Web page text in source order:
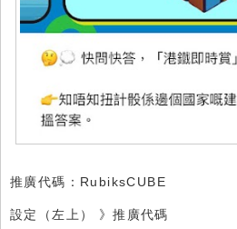
推廣代碼：RubiksCUBE
設定（左上） 》推廣代碼